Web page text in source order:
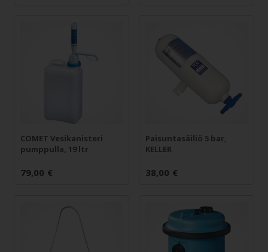
COMET Vesikanisteri
pumppulla, 19 ltr
79,00 €
Paisuntasäiliö 5 bar,
KELLER
38,00 €